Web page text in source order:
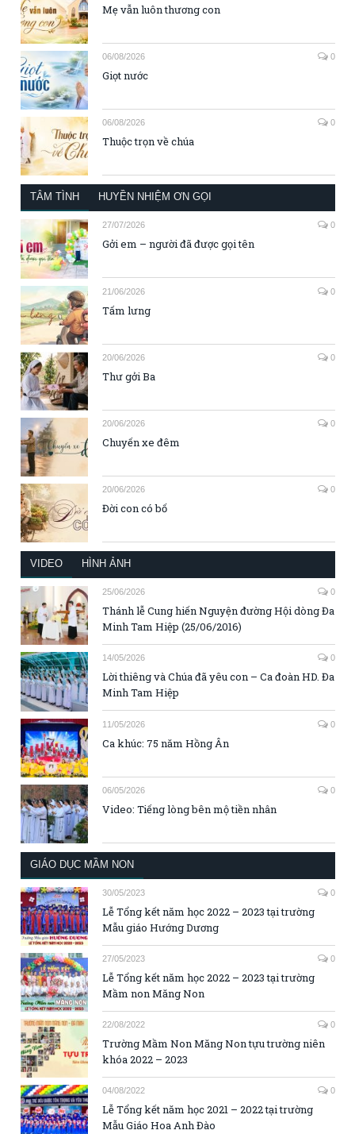
Mẹ vẫn luôn thương con
06/08/2026 0
Giọt nước
06/08/2026 0
Thuộc trọn về chúa
TÂM TÌNH HUYỀN NHIỆM ƠN GỌI
27/07/2026 0
Gởi em – người đã được gọi tên
21/06/2026 0
Tấm lưng
20/06/2026 0
Thư gởi Ba
20/06/2026 0
Chuyến xe đêm
20/06/2026 0
Đời con có bố
VIDEO HÌNH ẢNH
25/06/2026 0
Thánh lễ Cung hiến Nguyện đường Hội dòng Đa
Minh Tam Hiệp (25/06/2016)
14/05/2026 0
Lời thiêng và Chúa đã yêu con – Ca đoàn HD. Đa
Minh Tam Hiệp
11/05/2026 0
Ca khúc: 75 năm Hồng Ân
06/05/2026 0
Video: Tiếng lòng bên mộ tiền nhân
GIÁO DỤC MẦM NON
30/05/2023 0
Lễ Tổng kết năm học 2022 – 2023 tại trường
Mẫu giáo Hướng Dương
27/05/2023 0
Lễ Tổng kết năm học 2022 – 2023 tại trường
Mầm non Măng Non
22/08/2022 0
Trường Mầm Non Măng Non tựu trường niên
khóa 2022 – 2023
04/08/2022 0
Lễ Tổng kết năm học 2021 – 2022 tại trường
Mẫu Giáo Hoa Anh Đào